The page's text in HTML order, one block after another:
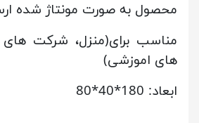
محصول به صورت مونتاژ شده
مناسب برای(منزل، شرکت
های اموزشی)
ابعاد: 180*40*80